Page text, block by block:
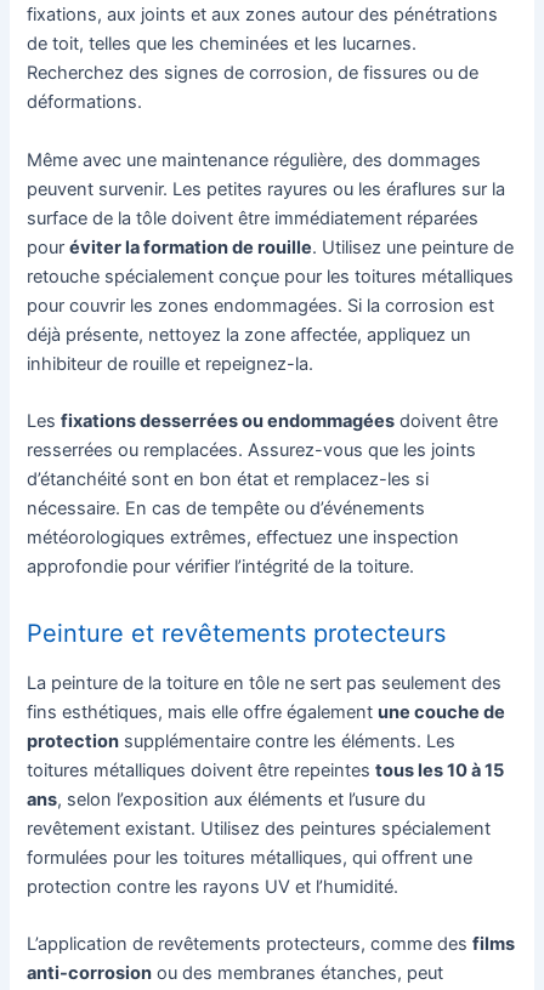
fixations, aux joints et aux zones autour des pénétrations
de toit, telles que les cheminées et les lucarnes.
Recherchez des signes de corrosion, de fissures ou de
déformations.
Même avec une maintenance régulière, des dommages
peuvent survenir. Les petites rayures ou les éraflures sur la
surface de la tôle doivent être immédiatement réparées
pouréviter la formation de rouille. Utilisez une peinture de
retouche spécialement conçue pour les toitures métalliques
pour couvrir les zones endommagées. Si la corrosion est
déjà présente, nettoyez la zone affectée, appliquez un
inhibiteur de rouille et repeignez-la.
Lesfixations desserrées ou endommagées doivent être
resserrées ou remplacées. Assurez-vous que les joints
d’étanchéité sont en bon état et remplacez-les si
nécessaire. En cas de tempête ou d’événements
météorologiques extrêmes, effectuez une inspection
approfondie pour vérifier l’intégrité de la toiture.
Peinture et revêtements protecteurs
La peinture de la toiture en tôle ne sert pas seulement des
fins esthétiques, mais elle offre égalementune couche de
protection supplémentaire contre les éléments. Les
toitures métalliques doivent être repeintestous les 10 à 15
ans, selon l’exposition aux éléments et l’usure du
revêtement existant. Utilisez des peintures spécialement
formulées pour les toitures métalliques, qui offrent une
protection contre les rayons UV et l’humidité.
L’application de revêtements protecteurs, comme desfilms
anti-corrosion ou des membranes étanches, peut